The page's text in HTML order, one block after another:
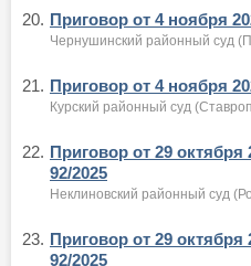
20. Приговор от 4 ноября
Чернушинский районный суд
21. Приговор от 4 ноября
Курский районный суд
22. Приговор от 29
92/2025
Неклиновский районный суд
23. Приговор от 29
92/2025